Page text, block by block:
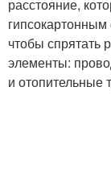
Каркас под
расстояние,
чтобы спрятать
элементы:
и отопительные